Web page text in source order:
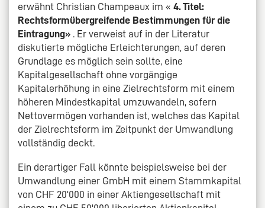
erwähnt Christian Champeaux im « 4. Titel:
Rechtsformübergreifende Bestimmungen für die
Eintragung» . Er verweist auf in der Literatur
diskutierte mögliche Erleichterungen, auf deren
Grundlage es möglich sein sollte, eine
Kapitalgesellschaft ohne vorgängige
Kapitalerhöhung in eine Zielrechtsform mit einem
höheren Mindestkapital umzuwandeln, sofern
Nettovermögen vorhanden ist, welches das Kapital
der Zielrechtsform im Zeitpunkt der Umwandlung
vollständig deckt.
Ein derartiger Fall könnte beispielsweise bei der
Umwandlung einer GmbH mit einem Stammkapital
von CHF 20'000 in einer Aktiengesellschaft mit